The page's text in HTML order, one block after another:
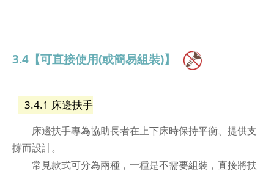
3.4【可直接使用(或簡易組裝)】
3.4.1 床邊扶手
床邊扶手專為協助長者在上下床時保持平衡、提供支
撐而設計。
常見款式可分為兩種，一種是不需要組裝，直接將扶